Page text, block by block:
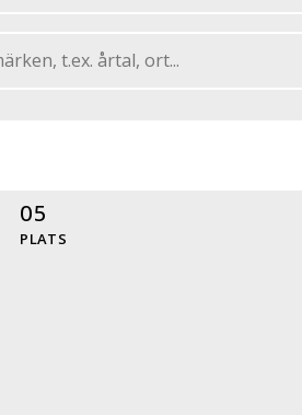
05
PLATS